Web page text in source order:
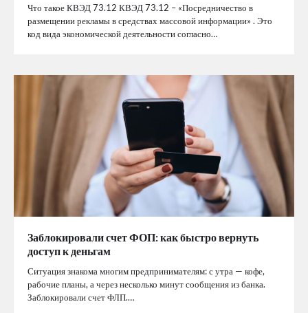
Что такое КВЭД 73.12 КВЭД 73.12 – «Посредничество в
размещении рекламы в средствах массовой информации» . Это
код вида экономической деятельности согласно…
Заблокировали счет ФОП: как быстро вернуть
доступ к деньгам
Ситуация знакома многим предпринимателям: с утра — кофе,
рабочие планы, а через несколько минут сообщения из банка.
Заблокировали счет ФЛП.…